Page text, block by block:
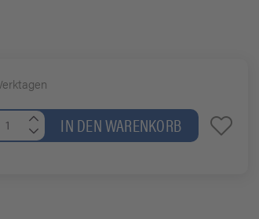
IN DEN WARENKORB